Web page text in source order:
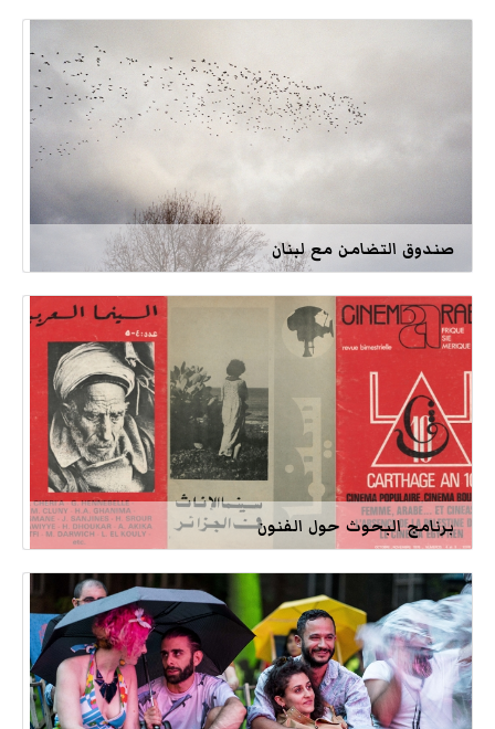
صندوق التضامن مع لبنان
برنامج البحوث حول الفنون